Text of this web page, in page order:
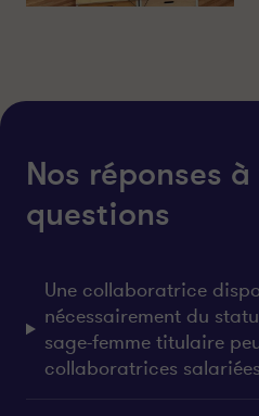
Nos réponses à
questions
Une collaboratrice
nécessairement du
sage-femme titulaire
collaboratrices